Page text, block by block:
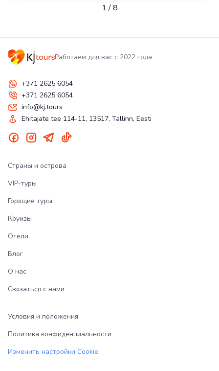
1/8
Работаем для вас с 2022 года
+371 2625 6054
+371 2625 6054
info@kj.tours
Ehitajate tee 114-11, 13517, Tallinn, Eesti
Страны и острова
VIP-туры
Горящие туры
Круизы
Отели
Блог
О нас
Связаться с нами
Условия и положения
Политика конфиденциальности
Изменить настройки Cookie